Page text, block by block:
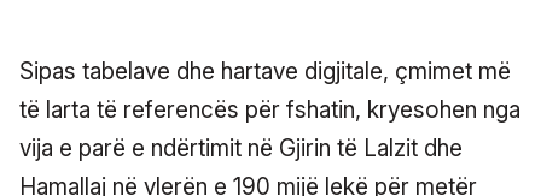
Sipas tabelave dhe hartave digjitale, çmimet më
të larta të referencës për fshatin, kryesohen nga
vija e parë e ndërtimit në Gjirin të Lalzit dhe
Hamallaj në vlerën e 190 mijë lekë për metër